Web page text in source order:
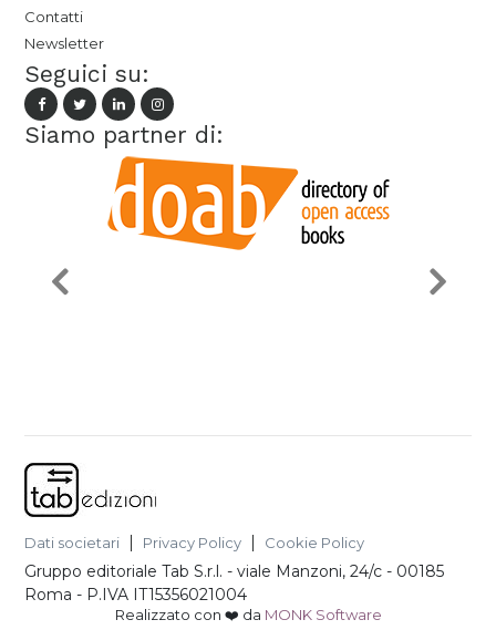
Contatti
Newsletter
Seguici su:
Siamo partner di:
Dati societari Privacy Policy Cookie Policy
Gruppo editoriale Tab S.r.l. -viale Manzoni, 24/c - 00185
Roma - P.IVA IT15356021004
Realizzato con ❤️ da MONK Software